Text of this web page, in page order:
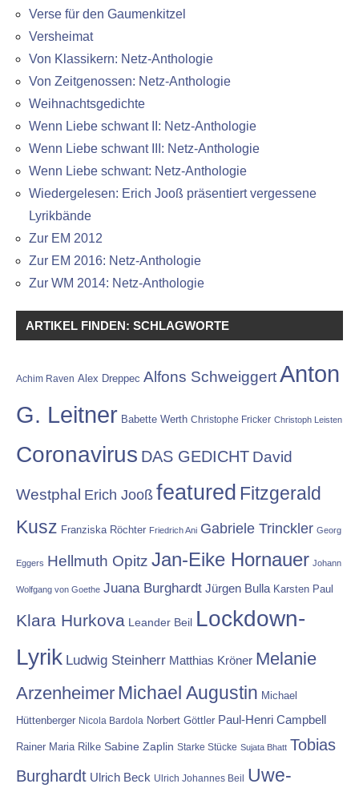
Verse für den Gaumenkitzel
Versheimat
Von Klassikern: Netz-Anthologie
Von Zeitgenossen: Netz-Anthologie
Weihnachtsgedichte
Wenn Liebe schwant II: Netz-Anthologie
Wenn Liebe schwant III: Netz-Anthologie
Wenn Liebe schwant: Netz-Anthologie
Wiedergelesen: Erich Jooß präsentiert vergessene
Lyrikbände
Zur EM 2012
Zur EM 2016: Netz-Anthologie
Zur WM 2014: Netz-Anthologie
ARTIKEL FINDEN: SCHLAGWORTE
Achim Raven Alex Dreppec Alfons SchweiggertAnton
G. Leitner Babette Werth Christophe Fricker Christoph Leisten
Coronavirus DAS GEDICHT David
Westphal Erich Jooß featured Fitzgerald
Kusz Franziska Röchter Friedrich Ani Gabriele Trinckler Georg
Eggers Hellmuth Opitz Jan-Eike Hornauer Johann
Wolfgang von Goethe Juana Burghardt Jürgen Bulla Karsten Paul
Klara Hurkova Leander Beil Lockdown-
Lyrik Ludwig Steinherr Matthias Kröner Melanie
Arzenheimer Michael Augustin Michael
Hüttenberger Nicola Bardola Norbert Göttler Paul-Henri Campbell
Rainer Maria Rilke Sabine Zaplin Starke Stücke Sujata Bhatt Tobias
Burghardt Ulrich Beck Ulrich Johannes Beil
Uwe-